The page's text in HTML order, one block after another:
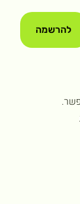
להרשמה